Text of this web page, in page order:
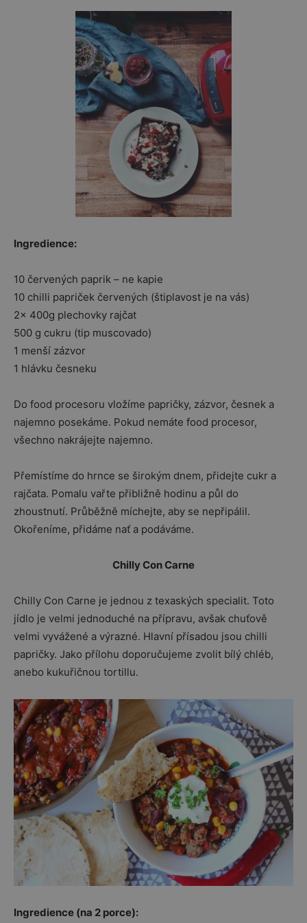
Ingredience:
10 červených paprik – ne kapie
10 chilli papriček červených (štiplavost je na vás)
2x 400g plechovky rajčat
500 g cukru (tip muscovado)
1 menší zázvor
1 hlávku česneku
Do food procesoru vložíme papričky, zázvor, česnek a
najemno posekáme. Pokud nemáte food procesor,
všechno nakrájejte najemno.
Přemístíme do hrnce se širokým dnem, přidejte cukr a
rajčata. Pomalu vařte přibližně hodinu a půl do
zhoustnutí. Průběžně míchejte, aby se nepřipálil.
Okořeníme, přidáme nať a podáváme.
Chilly Con Carne
Chilly Con Carne je jednou z texaských specialit. Toto
jídlo je velmi jednoduché na přípravu, avšak chuťově
velmi vyvážené a výrazné. Hlavní přísadou jsou chilli
papričky. Jako přílohu doporučujeme zvolit bílý chléb,
anebo kukuřičnou tortillu.
Ingredience (na 2 porce):